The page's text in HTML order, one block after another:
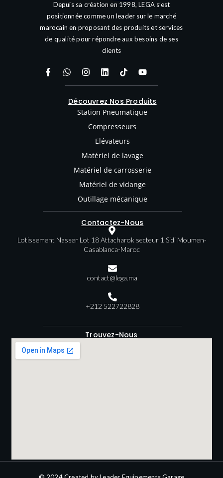
Depuis sa création en 1998, LEGA s’est
positionnée comme un leader sur le marché
marocain en proposant des produits et services
de qualité pour répondre aux besoins de ses
clients
Découvrez Nos Produits
Station Pneumatique
Compresseurs
Elévateurs
Matériel de lavage
Matériel de carrosserie
Matériel de vidange
Outillage mécanique
Contactez-Nous
Lotissement Nasser Lot 18 Attacharok secteur 1 Sidi Moumen-
Casablanca-Maroc
contact@lega.ma
+212 522722828
Trouvez-Nous